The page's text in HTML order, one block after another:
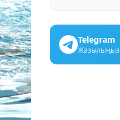
Telegram
Жазылыңыз